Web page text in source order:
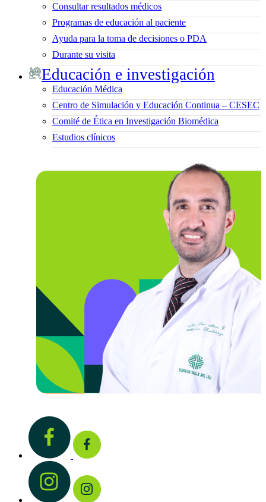
Consultar resultados médicos
Programas de educación al paciente
Ayuda para la toma de decisiones o PDA
Durante su visita
Educación e investigación
Educación Médica
Centro de Simulación y Educación Continua – CESEC
Comité de Ética en Investigación Biomédica
Estudios clínicos